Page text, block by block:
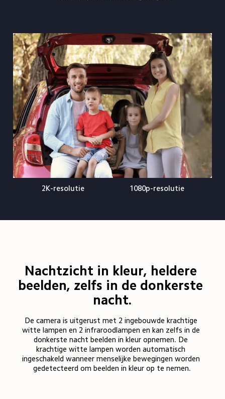
2K-resolutie 1080p-resolutie
Nachtzicht in kleur, heldere
beelden, zelfs in de donkerste
nacht.
De camera is uitgerust met 2 ingebouwde krachtige
witte lampen en 2 infraroodlampen en kan zelfs in de
donkerste nacht beelden in kleur opnemen. De
krachtige witte lampen worden automatisch
ingeschakeld wanneer menselijke bewegingen worden
gedetecteerd om beelden in kleur op te nemen.